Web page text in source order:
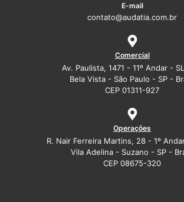
E-mail
contato@audatia.com.br
Comercial
Av. Paulista, 1471 - 11º Andar -
Bela Vista - São Paulo - SP -
CEP 01311-927
Operações
R. Nair Ferreira Martins, 28 - 1º
Vila Adelina - Suzano - SP -
CEP 08675-320